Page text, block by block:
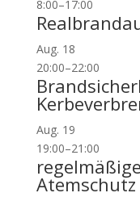
8:00–17:00
Aug. 18
20:00–22:00
Aug. 19
19:00–21:00
Atemschutz